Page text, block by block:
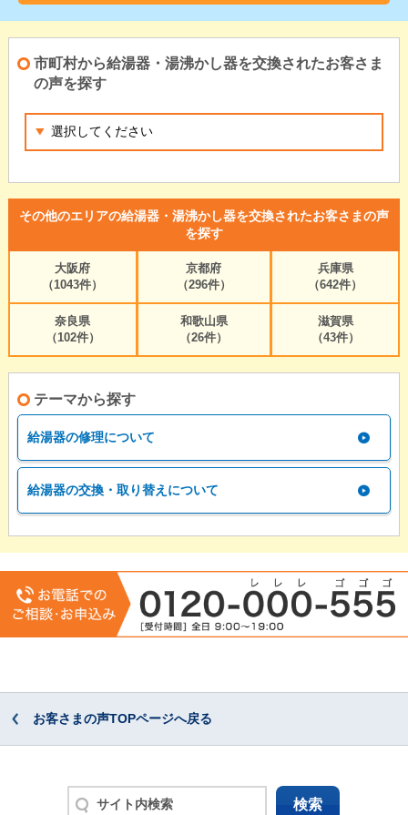
市町村から給湯器・湯沸かし器を交換されたお客さま
の声を探す
その他のエリアの給湯器・湯沸かし器を交換されたお客さまの声
を探す
大阪府
（1043件）
京都府
（296件）
兵庫県
（642件）
奈良県
（102件）
和歌山県
（26件）
滋賀県
（43件）
テーマから探す
給湯器の修理について
給湯器の交換・取り替えについて
お客さまの声TOPページへ戻る